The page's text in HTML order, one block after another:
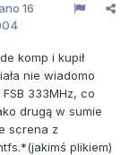
16
komp i kupił
nie wiadomo
333MHz, co
drugą w sumie
screna z
plikiem)